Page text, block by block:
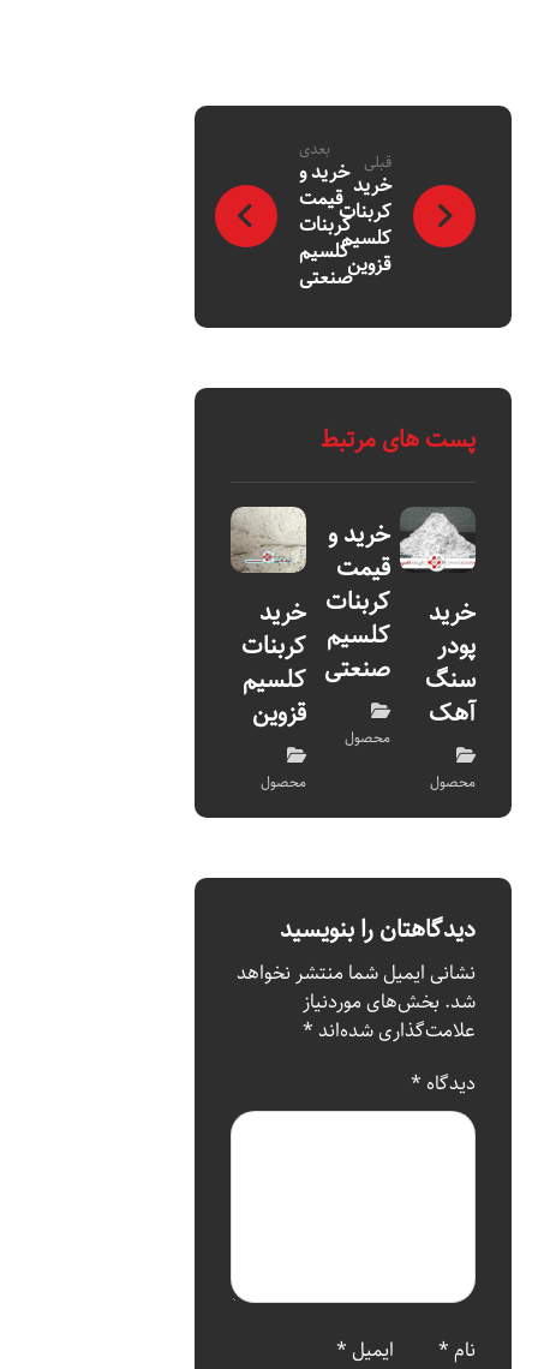
قبلی
خرید
کربنات
کلسیم
قزوین
بعدی
خرید و
قیمت
کربنات
کلسیم
صنعتی
پست های مرتبط
خرید
پودر
سنگ
آهک
محصول
خرید و
قیمت
کربنات
کلسیم
صنعتی
محصول
خرید
کربنات
کلسیم
قزوین
محصول
دیدگاهتان را بنویسید
نشانی ایمیل شما منتشر نخواهد
شد. بخش‌های موردنیاز
علامت‌گذاری شده‌اند*
دیدگاه *
نام* ایمیل*